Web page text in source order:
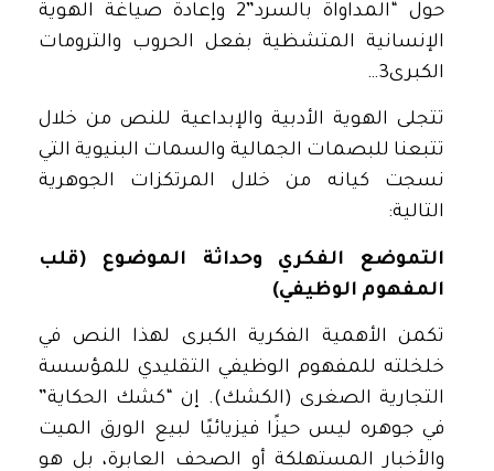
حول “المداواة بالسرد”2 وإعادة صياغة الهوية
الإنسانية المتشظية بفعل الحروب والترومات
الكبرى3…
تتجلى الهوية الأدبية والإبداعية للنص من خلال
تتبعنا للبصمات الجمالية والسمات البنيوية التي
نسجت كيانه من خلال المرتكزات الجوهرية
التالية:
التموضع الفكري وحداثة الموضوع (قلب
المفهوم الوظيفي)
تكمن الأهمية الفكرية الكبرى لهذا النص في
خلخلته للمفهوم الوظيفي التقليدي للمؤسسة
التجارية الصغرى (الكشك). إن “كشك الحكاية”
في جوهره ليس حيزًا فيزيائيًا لبيع الورق الميت
والأخبار المستهلكة أو الصحف العابرة، بل هو